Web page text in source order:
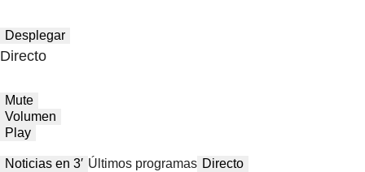
Desplegar
Directo
Mute
Volumen
Play
Noticias en 3′ Últimos programas Directo